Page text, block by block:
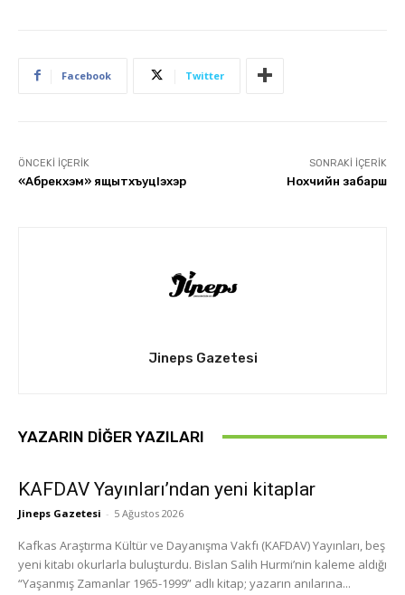
Facebook Twitter
ÖNCEKI İÇERIK
«Абрекхэм» ящытхъуцIэхэр
SONRAKI İÇERIK
Нохчийн забарш
Jineps Gazetesi
YAZARIN DIĞER YAZILARI
KAFDAV Yayınları’ndan yeni kitaplar
Jineps Gazetesi - 5 Ağustos 2026
Kafkas Araştırma Kültür ve Dayanışma Vakfı (KAFDAV) Yayınları, beş
yeni kitabı okurlarla buluşturdu. Bislan Salih Hurmi’nin kaleme aldığı
“Yaşanmış Zamanlar 1965-1999” adlı kitap; yazarın anılarına...